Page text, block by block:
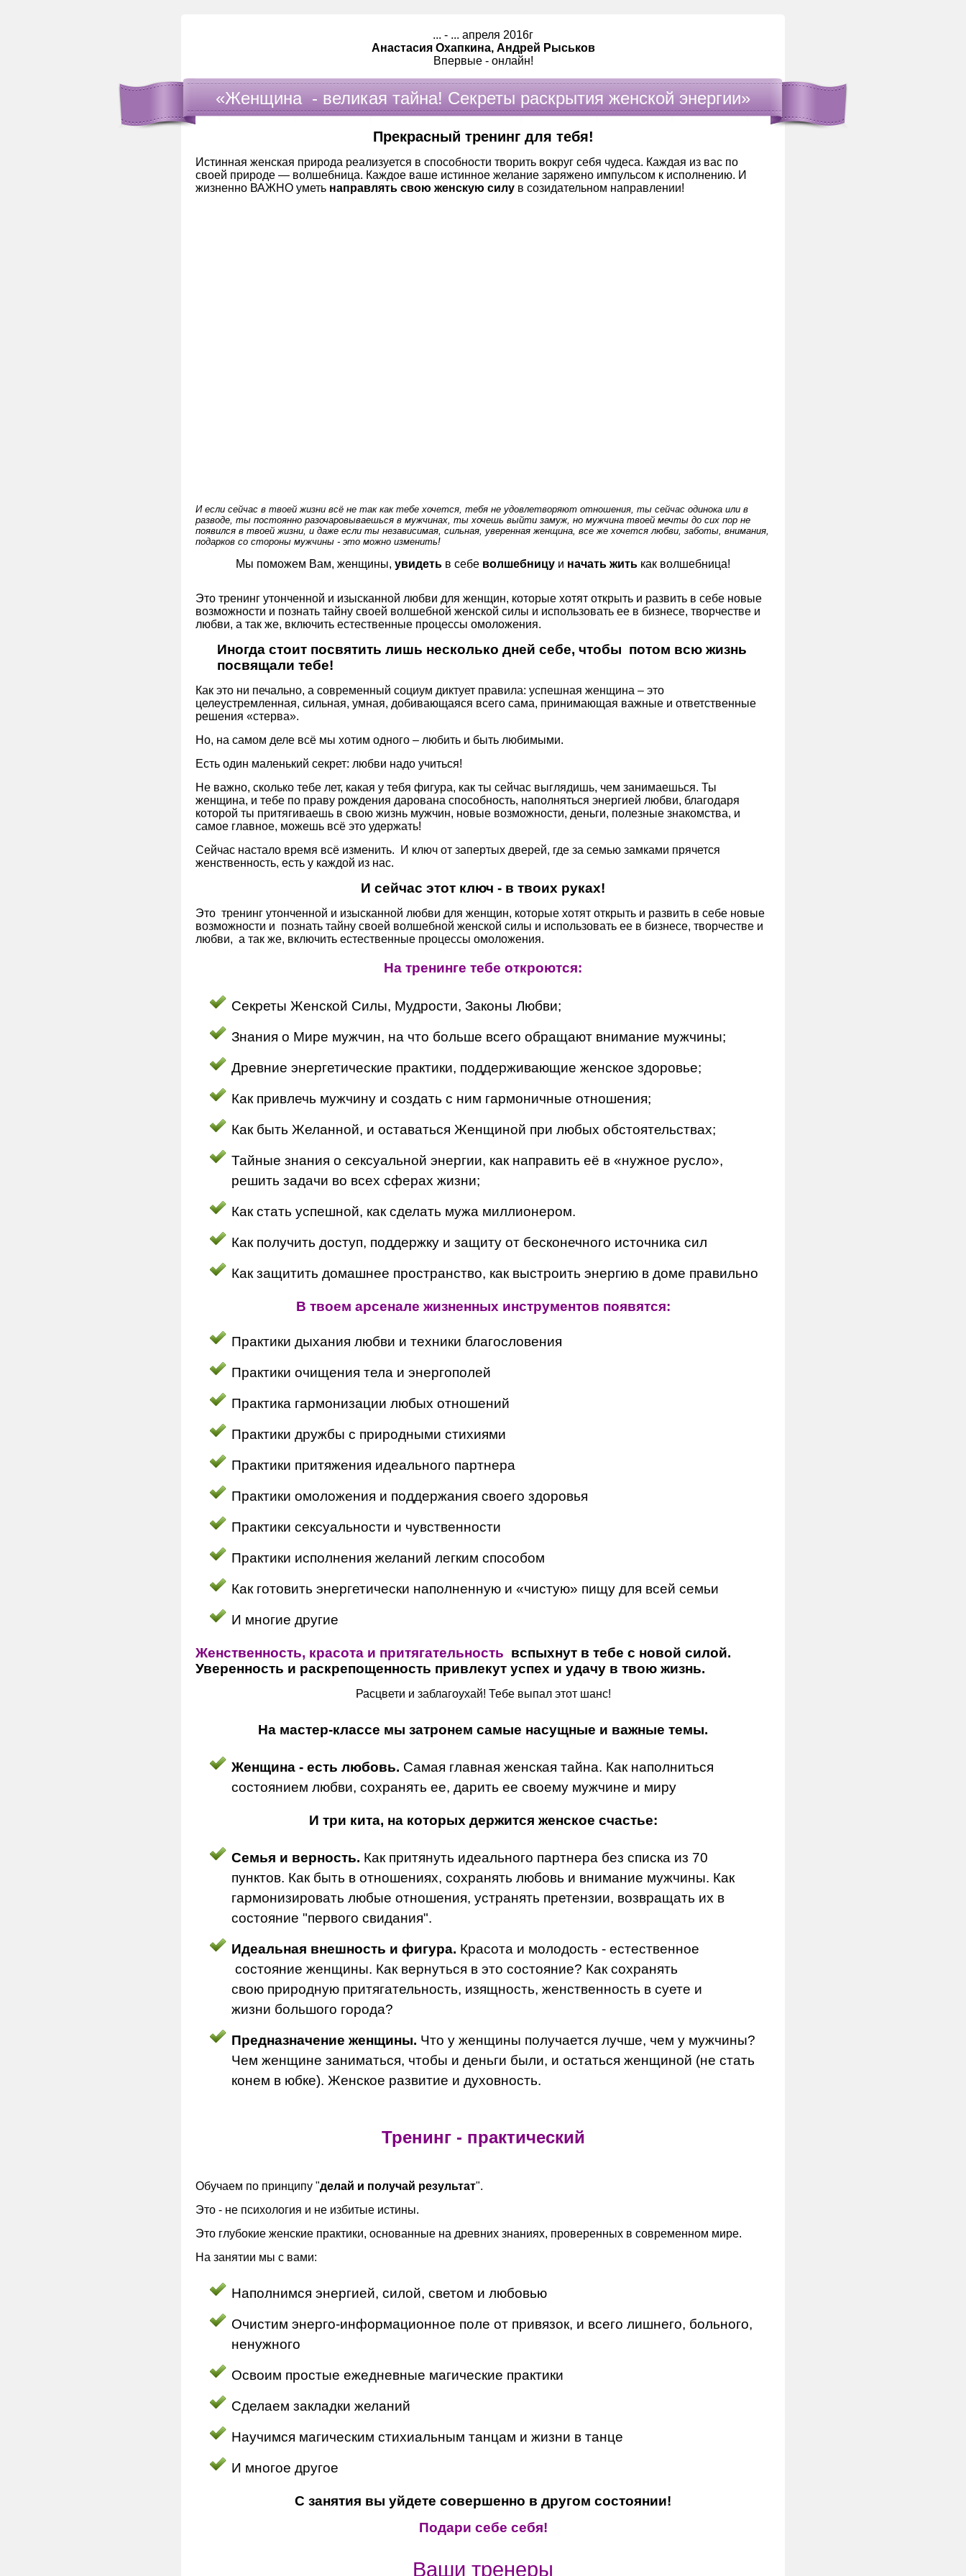
... - ... апреля 2016г
Анастасия Охапкина, Андрей Рыськов
Впервые - онлайн!
«Женщина - великая тайна! Секреты раскрытия женской энергии»
Прекрасный тренинг для тебя!
Истинная женская природа реализуется в способности творить вокруг себя чудеса. Каждая из вас по
своей природе — волшебница. Каждое ваше истинное желание заряжено импульсом к исполнению. И
жизненно ВАЖНО уметь направлять свою женскую силу в созидательном направлении!
И если сейчас в твоей жизни всё не так как тебе хочется, тебя не удовлетворяют отношения, ты сейчас одинока или в
разводе, ты постоянно разочаровываешься в мужчинах, ты хочешь выйти замуж, но мужчина твоей мечты до сих пор не
появился в твоей жизни, и даже если ты независимая, сильная, уверенная женщина, все же хочется любви, заботы, внимания,
подарков со стороны мужчины - это можно изменить!
Мы поможем Вам, женщины, увидеть в себе волшебницу и начать жить как волшебница!
Это тренинг утонченной и изысканной любви для женщин, которые хотят открыть и развить в себе новые
возможности и познать тайну своей волшебной женской силы и использовать ее в бизнесе, творчестве и
любви, а так же, включить естественные процессы омоложения.
Иногда стоит посвятить лишь несколько дней себе, чтобы потом всю жизнь
посвящали тебе!
Как это ни печально, а современный социум диктует правила: успешная женщина – это
целеустремленная, сильная, умная, добивающаяся всего сама, принимающая важные и ответственные
решения «стерва».
Но, на самом деле всё мы хотим одного – любить и быть любимыми.
Есть один маленький секрет: любви надо учиться!
Не важно, сколько тебе лет, какая у тебя фигура, как ты сейчас выглядишь, чем занимаешься. Ты
женщина, и тебе по праву рождения дарована способность, наполняться энергией любви, благодаря
которой ты притягиваешь в свою жизнь мужчин, новые возможности, деньги, полезные знакомства, и
самое главное, можешь всё это удержать!
Сейчас настало время всё изменить. И ключ от запертых дверей, где за семью замками прячется
женственность, есть у каждой из нас.
И сейчас этот ключ - в твоих руках!
Это тренинг утонченной и изысканной любви для женщин, которые хотят открыть и развить в себе новые
возможности и познать тайну своей волшебной женской силы и использовать ее в бизнесе, творчестве и
любви, а так же, включить естественные процессы омоложения.
На тренинге тебе откроются:
Секреты Женской Силы, Мудрости, Законы Любви;
Знания о Мире мужчин, на что больше всего обращают внимание мужчины;
Древние энергетические практики, поддерживающие женское здоровье;
Как привлечь мужчину и создать с ним гармоничные отношения;
Как быть Желанной, и оставаться Женщиной при любых обстоятельствах;
Тайные знания о сексуальной энергии, как направить её в «нужное русло»,
решить задачи во всех сферах жизни;
Как стать успешной, как сделать мужа миллионером.
Как получить доступ, поддержку и защиту от бесконечного источника сил
Как защитить домашнее пространство, как выстроить энергию в доме правильно
В твоем арсенале жизненных инструментов появятся:
Практики дыхания любви и техники благословения
Практики очищения тела и энергополей
Практика гармонизации любых отношений
Практики дружбы с природными стихиями
Практики притяжения идеального партнера
Практики омоложения и поддержания своего здоровья
Практики сексуальности и чувственности
Практики исполнения желаний легким способом
Как готовить энергетически наполненную и «чистую» пищу для всей семьи
И многие другие
Женственность, красота и притягательность вспыхнут в тебе с новой силой.
Уверенность и раскрепощенность привлекут успех и удачу в твою жизнь.
Расцвети и заблагоухай! Тебе выпал этот шанс!
На мастер-классе мы затронем самые насущные и важные темы.
Женщина - есть любовь. Самая главная женская тайна. Как наполниться
состоянием любви, сохранять ее, дарить ее своему мужчине и миру
И три кита, на которых держится женское счастье:
Семья и верность. Как притянуть идеального партнера без списка из 70
пунктов. Как быть в отношениях, сохранять любовь и внимание мужчины. Как
гармонизировать любые отношения, устранять претензии, возвращать их в
состояние "первого свидания".
Идеальная внешность и фигура. Красота и молодость - естественное
состояние женщины. Как вернуться в это состояние? Как сохранять
свою природную притягательность, изящность, женственность в суете и
жизни большого города?
Предназначение женщины. Что у женщины получается лучше, чем у мужчины?
Чем женщине заниматься, чтобы и деньги были, и остаться женщиной (не стать
конем в юбке). Женское развитие и духовность.
Тренинг - практический
Обучаем по принципу "делай и получай результат".
Это - не психология и не избитые истины.
Это глубокие женские практики, основанные на древних знаниях, проверенных в современном мире.
На занятии мы с вами:
Наполнимся энергией, силой, светом и любовью
Очистим энерго-информационное поле от привязок, и всего лишнего, больного,
ненужного
Освоим простые ежедневные магические практики
Сделаем закладки желаний
Научимся магическим стихиальным танцам и жизни в танце
И многое другое
С занятия вы уйдете совершенно в другом состоянии!
Подари себе себя!
Ваши тренеры